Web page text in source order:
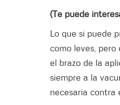
(Te puede
Lo que si puede
como leves,
el brazo de la
siempre a la
necesaria contra